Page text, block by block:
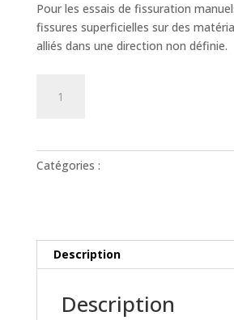
Pour les essais de fissuration
fissures superficielles sur des
alliés dans une direction non définie.
Catégories :
Description
Description